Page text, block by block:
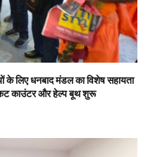
के लिए धनबाद मंडल का विशेष सहायता
काउंटर और हेल्प बूथ शुरू